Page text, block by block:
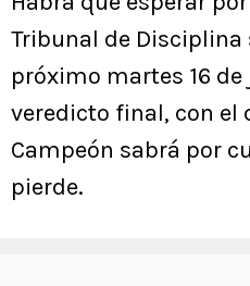
Tribunal de Disciplina
próximo martes 16 de
veredicto final, con el
Campeón sabrá por
pierde.